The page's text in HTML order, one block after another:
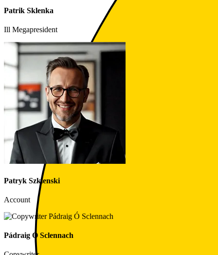
Patrik Sklenka
Ill Megapresident
Patryk Szklenski
Account
Pádraig Ó Sclennach